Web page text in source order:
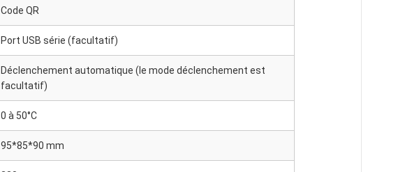
Code QR
Port USB série (facultatif)
Déclenchement automatique (le mode déclenchement est
facultatif)
0 à 50°C
95*85*90 mm